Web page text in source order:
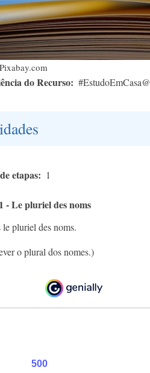
Pixabay.com
do Recurso #EstudoEmCasa@
etapas 1
- Le pluriel des noms
le pluriel des noms.
o plural dos nomes.)